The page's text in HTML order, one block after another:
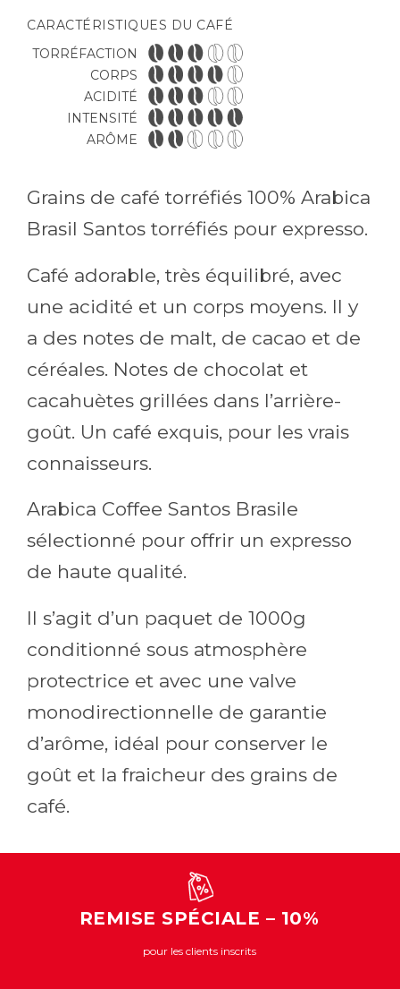
CARACTÉRISTIQUES DU CAFÉ
TORRÉFACTION
CORPS
ACIDITÉ
INTENSITÉ
ARÔME
Grains de café torréfiés 100% Arabica
Brasil Santos torréfiés pour expresso.
Café adorable, très équilibré, avec
une acidité et un corps moyens. Il y
a des notes de malt, de cacao et de
céréales. Notes de chocolat et
cacahuètes grillées dans l’arrière-
goût. Un café exquis, pour les vrais
connaisseurs.
Arabica Coffee Santos Brasile
sélectionné pour offrir un expresso
de haute qualité.
Il s’agit d’un paquet de 1000g
conditionné sous atmosphère
protectrice et avec une valve
monodirectionnelle de garantie
d’arôme, idéal pour conserver le
goût et la fraicheur des grains de
café.
REMISE SPÉCIALE – 10%
pour les clients inscrits